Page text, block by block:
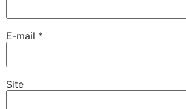
E-mail *
Site